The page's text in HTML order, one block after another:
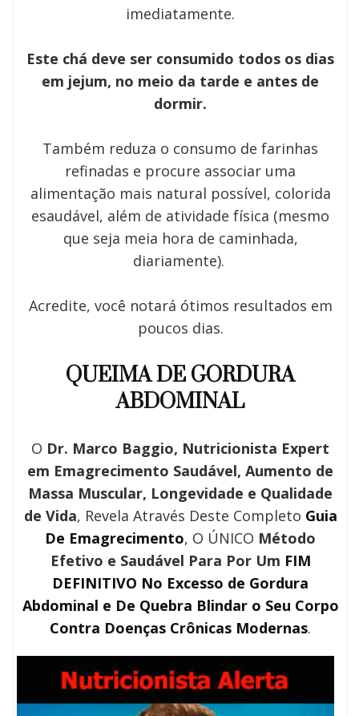
imediatamente.
Este chá deve ser consumido todos os dias
em jejum, no meio da tarde e antes de
dormir.
Também reduza o consumo de farinhas
refinadas e procure associar uma
alimentação mais natural possível, colorida
esaudável, além de atividade física (mesmo
que seja meia hora de caminhada,
diariamente).
Acredite, você notará ótimos resultados em
poucos dias.
QUEIMA DE GORDURA
ABDOMINAL
O Dr. Marco Baggio, Nutricionista Expert
em Emagrecimento Saudável, Aumento de
Massa Muscular, Longevidade e Qualidade
de Vida, Revela Através Deste Completo Guia
De Emagrecimento, O ÚNICO Método
Efetivo e Saudável Para Por Um FIM
DEFINITIVO No Excesso de Gordura
Abdominal e De Quebra Blindar o Seu Corpo
Contra Doenças Crônicas Modernas.